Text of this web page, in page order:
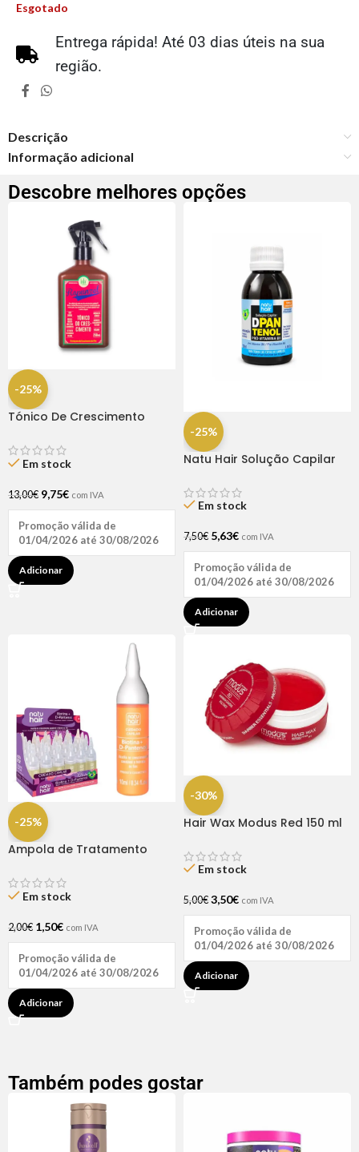
Esgotado
Entrega rápida! Até 03 dias úteis na sua
região.
Descrição
Informação adicional
Descobre melhores opções
-25%
Tónico De Crescimento
Em stock
13,00€ 9,75€ com IVA
Promoção válida de
01/04/2026 até 30/08/2026
Adicionar
-25%
Natu Hair Solução Capilar
Em stock
7,50€ 5,63€ com IVA
Promoção válida de
01/04/2026 até 30/08/2026
Adicionar
-25%
Ampola de Tratamento
Hair (1 UNIDADE)
Em stock
2,00€ 1,50€ com IVA
Promoção válida de
01/04/2026 até 30/08/2026
Adicionar
-30%
Hair Wax Modus Red 150 ml
Em stock
5,00€ 3,50€ com IVA
Promoção válida de
01/04/2026 até 30/08/2026
Adicionar
Também podes gostar